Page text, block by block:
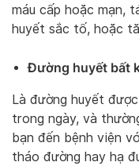
máu cấp hoặc mạn,
huyết sắc tố, hoặc
Đường huyết bất
Là đường huyết
trong ngày, và
bạn đến bệnh viện
tháo đường hay hạ